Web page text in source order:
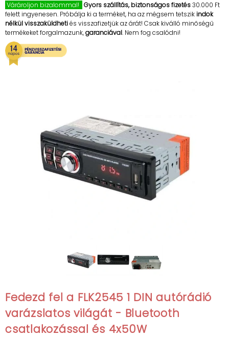
Várároljon bizalommal! Gyors szállítás, biztonságos fizetés30.000 Ft
felett ingyenesen. Próbálja ki a terméket, ha az mégsem tetszikindok
nélkül visszaküldhetiés visszafizetjük az árát! Csak kiválló minőségű
termékeket forgalmazunk,garanciával. Nem fog csalódni!
Fedezd fel a FLK2545 1 DIN autórádió
varázslatos világát - Bluetooth
csatlakozással és 4x50W